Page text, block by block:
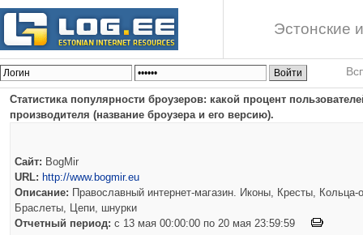
Эстонские
Статистика популярности броузеров: какой процент
производителя (название броузера и его версию).
Сайт: BogMir
URL: http://www.bogmir.eu
Описание: Православный интернет-магазин. Иконы, Кресты, Кольца-
Браслеты, Цепи, шнурки
Отчетный период: c 13 мая 00:00:00 по 20 мая 23:59:59